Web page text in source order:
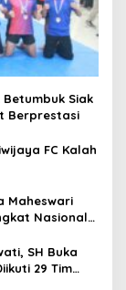
Betumbuk Siak
Berprestasi
FC Kalah
Maheswari
Nasional
SH Buka
29 Tim